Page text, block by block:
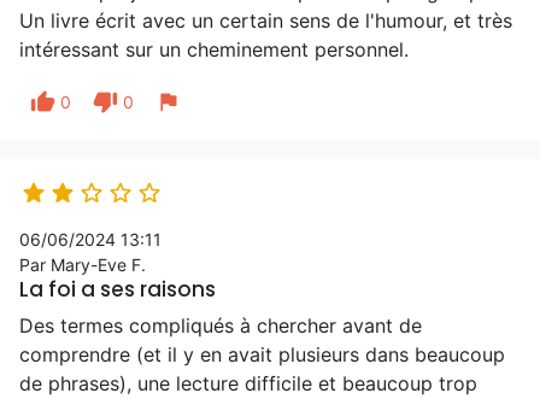
Un livre écrit avec un certain sens de l'humour, et très
intéressant sur un cheminement personnel.
thumb_up 0 thumb_down 0 flag
    
06/06/2024 13:11
Par Mary-Eve F.
La foi a ses raisons
Des termes compliqués à chercher avant de
comprendre (et il y en avait plusieurs dans beaucoup
de phrases), une lecture difficile et beaucoup trop